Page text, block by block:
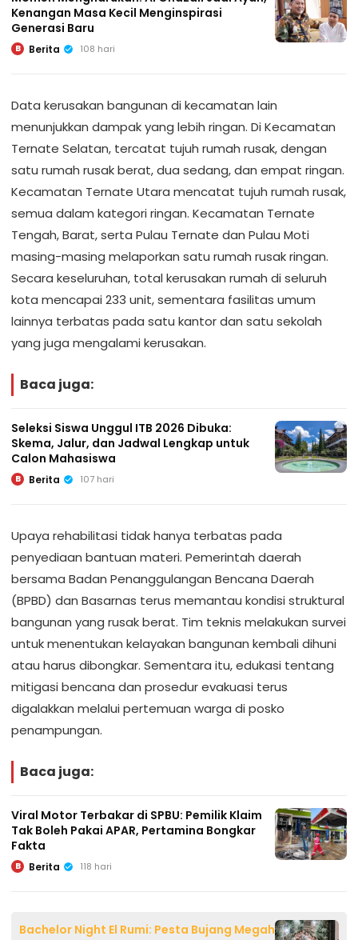
Kenangan Masa Kecil Menginspirasi
Generasi Baru
B Berita 108 hari
Data kerusakan bangunan di kecamatan lain
menunjukkan dampak yang lebih ringan. Di Kecamatan
Ternate Selatan, tercatat tujuh rumah rusak, dengan
satu rumah rusak berat, dua sedang, dan empat ringan.
Kecamatan Ternate Utara mencatat tujuh rumah rusak,
semua dalam kategori ringan. Kecamatan Ternate
Tengah, Barat, serta Pulau Ternate dan Pulau Moti
masing-masing melaporkan satu rumah rusak ringan.
Secara keseluruhan, total kerusakan rumah di seluruh
kota mencapai 233 unit, sementara fasilitas umum
lainnya terbatas pada satu kantor dan satu sekolah
yang juga mengalami kerusakan.
Baca juga:
Seleksi Siswa Unggul ITB 2026 Dibuka:
Skema, Jalur, dan Jadwal Lengkap untuk
Calon Mahasiswa
B Berita 107 hari
Upaya rehabilitasi tidak hanya terbatas pada
penyediaan bantuan materi. Pemerintah daerah
bersama Badan Penanggulangan Bencana Daerah
(BPBD) dan Basarnas terus memantau kondisi struktural
bangunan yang rusak berat. Tim teknis melakukan survei
untuk menentukan kelayakan bangunan kembali dihuni
atau harus dibongkar. Sementara itu, edukasi tentang
mitigasi bencana dan prosedur evakuasi terus
digalakkan melalui pertemuan warga di posko
penampungan.
Baca juga:
Viral Motor Terbakar di SPBU: Pemilik Klaim
Tak Boleh Pakai APAR, Pertamina Bongkar
Fakta
B Berita 118 hari
Bachelor Night El Rumi: Pesta Bujang Megah